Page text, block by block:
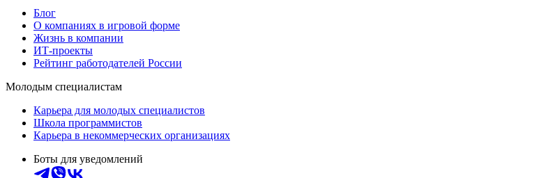
Блог
О компаниях в игровой форме
Жизнь в компании
ИТ-проекты
Рейтинг работодателей России
Молодым специалистам
Карьера для молодых специалистов
Школа программистов
Карьера в некоммерческих организациях
Боты для уведомлений